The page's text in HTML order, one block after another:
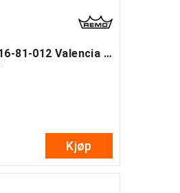
Remo HD-8716-81-012 Valencia Tar
Kjøp